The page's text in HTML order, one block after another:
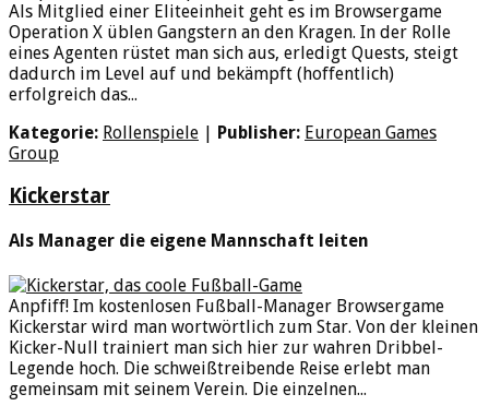
Als Mitglied einer Eliteeinheit geht es im Browsergame
Operation X üblen Gangstern an den Kragen. In der Rolle
eines Agenten rüstet man sich aus, erledigt Quests, steigt
dadurch im Level auf und bekämpft (hoffentlich)
erfolgreich das...
Kategorie: Rollenspiele Publisher: European Games
Group
Kickerstar
Als Manager die eigene Mannschaft leiten
Anpfiff! Im kostenlosen Fußball-Manager Browsergame
Kickerstar wird man wortwörtlich zum Star. Von der kleinen
Kicker-Null trainiert man sich hier zur wahren Dribbel-
Legende hoch. Die schweißtreibende Reise erlebt man
gemeinsam mit seinem Verein. Die einzelnen...